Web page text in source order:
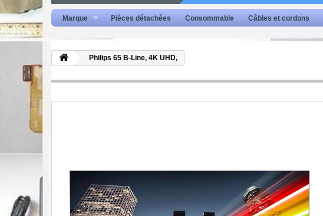
Marque Pièces détachées Consommable Câbles et cordons
Philips 65 B-Line, 4K UHD,